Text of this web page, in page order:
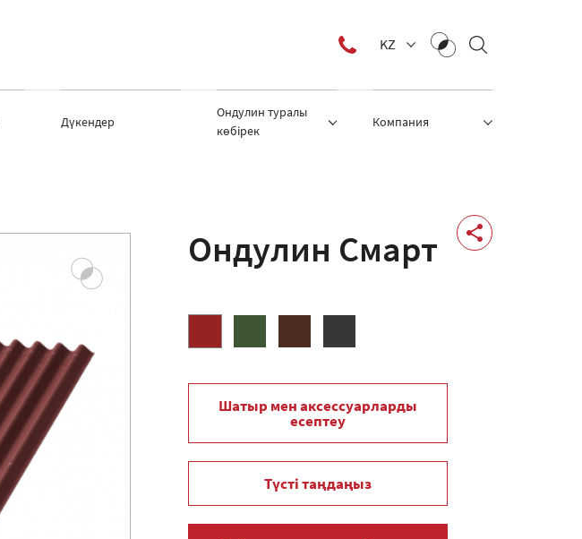
KZ
Дүкендер
Ондулин туралы
көбірек
Компания
Ондулин Смарт
Шатыр мен аксессуарларды
есептеу
Түсті таңдаңыз